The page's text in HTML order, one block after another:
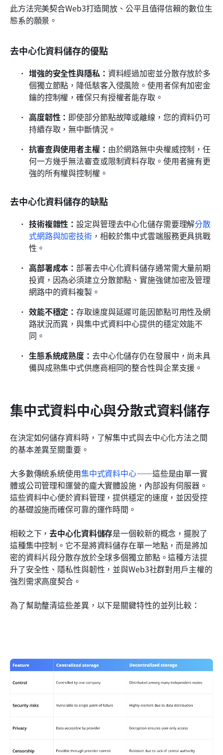
此方法完美契合Web3打造開放、公平且值得信賴的數位生
態系的願景。
去中心化資料儲存的優點
增強的安全性與隱私： 資料經過加密並分散存放於多
個獨立節點，降低駭客入侵風險。使用者保有加密金
鑰的控制權，確保只有授權者能存取。
高度韌性： 即使部分節點故障或離線，您的資料仍可
持續存取，無中斷情況。
抗審查與使用者主權： 由於網路無中央權威控制，任
何一方幾乎無法審查或限制資料存取。使用者擁有更
強的所有權與控制權。
去中心化資料儲存的缺點
技術複雜性：設定與管理去中心化儲存需要理解分散
式網路與加密技術，相較於集中式雲端服務更具挑戰
性。
高部署成本：部署去中心化資料儲存通常需大量前期
投資，因為必須建立分散節點、實施強健加密及管理
網路中的資料複製。
效能不穩定：存取速度與延遲可能因節點可用性及網
路狀況而異，與集中式資料中心提供的穩定效能不
同。
生態系統成熟度： 去中心化儲存仍在發展中，尚未具
備與成熟集中式供應商相同的整合性與企業支援。
集中式資料中心與分散式資料儲存
在決定如何儲存資料時，了解集中式與去中心化方法之間
的基本差異至關重要。
大多數傳統系統使用集中式資料中心——這些是由單一實
體或公司管理和運營的龐大實體設施，內部設有伺服器。
這些資料中心便於資料管理，提供穩定的速度，並因受控
的基礎設施而確保可靠的運作時間。
相較之下，去中心化資料儲存是一個較新的概念，擺脫了
這種集中控制。它不是將資料儲存在單一地點，而是將加
密的資料片段分散存放於全球多個獨立節點。這種方法提
升了安全性、隱私性與韌性，並與Web3社群對用戶主權的
強烈需求高度契合。
為了幫助釐清這些差異，以下是關鍵特性的並列比較：